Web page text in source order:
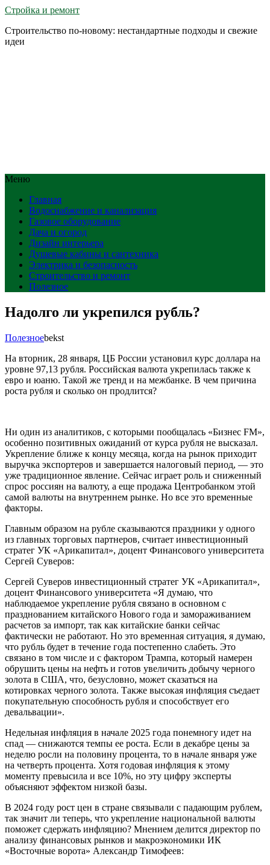
Стройка и ремонт
Строительство по-новому: нестандартные подходы и свежие
идеи
Меню
Главная
Водоснабжение и канализация
Газовое оборудование
Дача и огород
Дизайн интерьера
Душевые кабины и сантехника
Электрика и безопасность
Строительство и ремонт
Полезное
Надолго ли укрепился рубль?
Полезноеbekst
На вторник, 28 января, ЦБ России установил курс доллара на
уровне 97,13 рубля. Российская валюта укрепилась также к
евро и юаню. Такой же тренд и на межбанке. В чем причина
роста рубля и сколько он продлится?
Ни один из аналитиков, с которыми пообщалась «Бизнес FM»,
особенно позитивных ожиданий от курса рубля не высказал.
Укрепление ближе к концу месяца, когда на рынок приходит
выручка экспортеров и завершается налоговый период, — это
уже традиционное явление. Сейчас играет роль и сниженный
спрос россиян на валюту, а еще продажа Центробанком этой
самой валюты на внутреннем рынке. Но все это временные
факторы.
Главным образом на рубле сказываются праздники у одного
из главных торговых партнеров, считает инвестиционный
стратег УК «Арикапитал», доцент Финансового университета
Сергей Суверов:
Сергей Суверов инвестиционный стратег УК «Арикапитал»,
доцент Финансового университета «Я думаю, что
наблюдаемое укрепление рубля связано в основном с
празднованием китайского Нового года и замораживанием
расчетов за импорт, так как китайские банки сейчас
фактически не работают. Но это временная ситуация, я думаю,
что рубль будет в течение года постепенно слабеть. Это
связано в том числе и с фактором Трампа, который намерен
обрушить цены на нефть и готов увеличить добычу черного
золота в США, что, безусловно, может сказаться на
котировках черного золота. Также высокая инфляция съедает
покупательную способность рубля и способствует его
девальвации».
Недельная инфляция в начале 2025 года понемногу идет на
спад — снижаются темпы ее роста. Если в декабре цены за
неделю росли на половину процента, то в начале января уже
на четверть процента. Хотя годовая инфляция к этому
моменту превысила и все 10%, но эту цифру эксперты
объясняют эффектом низкой базы.
В 2024 году рост цен в стране связывали с падающим рублем,
так значит ли теперь, что укрепление национальной валюты
поможет сдержать инфляцию? Мнением делится директор по
анализу финансовых рынков и макроэкономики ИК
«Восточные ворота» Александр Тимофеев: